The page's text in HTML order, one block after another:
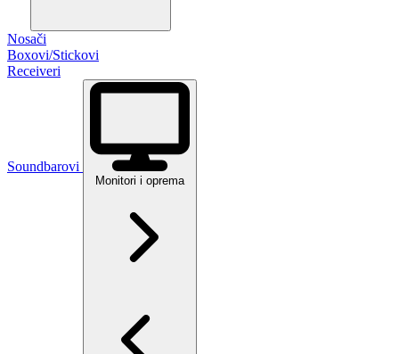
Nosači
Boxovi/Stickovi
Receiveri
Soundbarovi
Monitori i oprema